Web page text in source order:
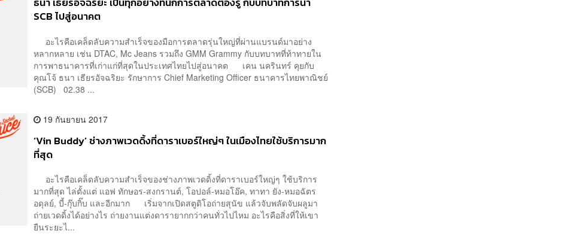
SCB ไปสู่อนาคต
อะไรคือเคล็ดลับความสำเร็จของมือการตลาดรุ่นใหญ่ที่ผ่านแบรนด์มาอย่าง
หลากหลาย เช่น DTAC, Mc Jeans รวมถึง GMM Grammy กับบทบาทที่ท้าทายใน
การพาธนาคารที่เก่าแก่ที่สุดในประเทศไทยไปสู่อนาคต เคน นครินทร์ คุยกับ
คุณโจ้ ธนา เธียรอัจฉริยะ รักษาการ Chief Marketing Officer ธนาคารไทยพาณิชย์
(SCB) 02.38 ...
19 กันยายน 2017
‘Vin Buddy’ ช่างภาพเวดดิ้งที่ดาราเบอร์ใหญ่ๆ ในเมืองไทยใช้บริการมาก
ที่สุด
อะไรคือเคล็ดลับความสำเร็จของช่างภาพเวดดิ้งที่ดาราเบอร์ใหญ่ๆ ใช้บริการ
มากที่สุด ไล่ตั้งแต่ แอฟ ทักษอร-สงกรานต์, โอปอล์-หมอโอ๊ค, ทาทา ยัง-หมอฉัตร
อดุลย์, บี้-กุ๊บกิ๊บ และอีกมาก เริ่มจากเปิดสตูดิโอถ่ายสุนัข แล้วจับพลัดจับผลูมา
ถ่ายเวดดิ้งได้อย่างไร ถ่ายงานแต่งดารายากกว่าคนทั่วไปไหม อะไรคือสิ่งที่ให้เขา
ยืนระยะไ...